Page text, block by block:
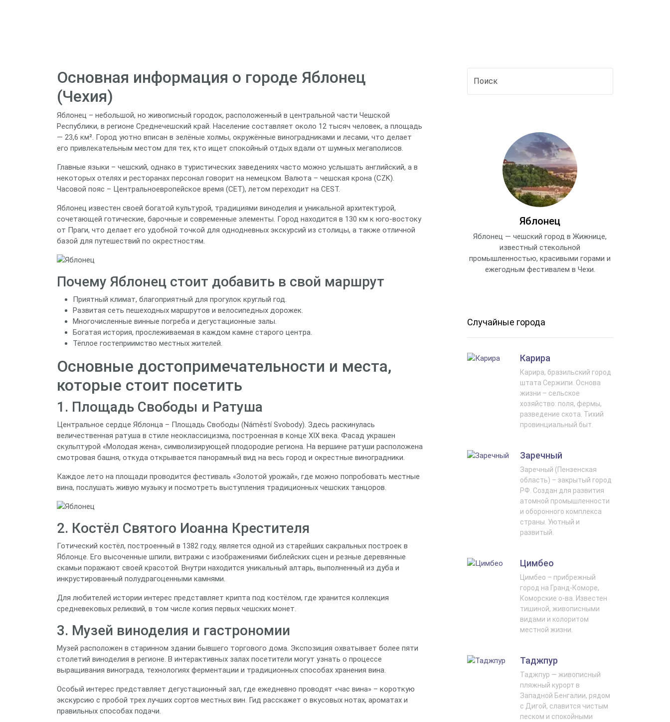
Основная информация о городе Яблонец
(Чехия)
Яблонец – небольшой, но живописный городок, расположенный в центральной части Чешской
Республики, в регионе Среднечешский край. Население составляет около 12 тысяч человек, а площадь
— 23,6 км². Город уютно вписан в зелёные холмы, окружённые виноградниками и лесами, что делает
его привлекательным местом для тех, кто ищет спокойный отдых вдали от шумных мегаполисов.
Главные языки – чешский, однако в туристических заведениях часто можно услышать английский, а в
некоторых отелях и ресторанах персонал говорит на немецком. Валюта – чешская крона (CZK).
Часовой пояс – Центральноевропейское время (CET), летом переходит на CEST.
Яблонец известен своей богатой культурой, традициями виноделия и уникальной архитектурой,
сочетающей готические, барочные и современные элементы. Город находится в 130 км к юго‑востоку
от Праги, что делает его удобной точкой для однодневных экскурсий из столицы, а также отличной
базой для путешествий по окрестностям.
Почему Яблонец стоит добавить в свой маршрут
Приятный климат, благоприятный для прогулок круглый год.
Развитая сеть пешеходных маршрутов и велосипедных дорожек.
Многочисленные винные погреба и дегустационные залы.
Богатая история, прослеживаемая в каждом камне старого центра.
Тёплое гостеприимство местных жителей.
Основные достопримечательности и места,
которые стоит посетить
1. Площадь Свободы и Ратуша
Центральное сердце Яблонца – Площадь Свободы (Náměstí Svobody). Здесь раскинулась
величественная ратуша в стиле неоклассицизма, построенная в конце XIX века. Фасад украшен
скульптурой «Молодая жена», символизирующей плодородие региона. На вершине ратуши расположена
смотровая башня, откуда открывается панорамный вид на весь город и окрестные виноградники.
Каждое лето на площади проводится фестиваль «Золотой урожай», где можно попробовать местные
вина, послушать живую музыку и посмотреть выступления традиционных чешских танцоров.
2. Костёл Святого Иоанна Крестителя
Готический костёл, построенный в 1382 году, является одной из старейших сакральных построек в
Яблонце. Его высоченные шпили, витражи с изображениями библейских сцен и резные деревянные
скамьи поражают своей красотой. Внутри находится уникальный алтарь, выполненный из дуба и
инкрустированный полудрагоценными камнями.
Для любителей истории интерес представляет крипта под костёлом, где хранится коллекция
средневековых реликвий, в том числе копия первых чешских монет.
3. Музей виноделия и гастрономии
Музей расположен в старинном здании бывшего торгового дома. Экспозиция охватывает более пяти
столетий виноделия в регионе. В интерактивных залах посетители могут узнать о процессе
выращивания винограда, технологиях ферментации и традиционных способах хранения вина.
Особый интерес представляет дегустационный зал, где ежедневно проводят «час вина» – короткую
экскурсию с пробой трех лучших сортов местных вин. Гид расскажет о вкусовых нотах, ароматах и
правильных способах подачи.
Яблонец
Яблонец — чешский город в Жижнице,
известный стекольной
промышленностью, красивыми горами и
ежегодным фестивалем в Чехи.
Случайные города
Карира
Карира, бразильский город
штата Сержипи. Основа
жизни – сельское
хозяйство: поля, фермы,
разведение скота. Тихий
провинциальный быт.
Заречный
Заречный (Пензенская
область) – закрытый город
РФ. Создан для развития
атомной промышленности
и оборонного комплекса
страны. Уютный и
развитый.
Цимбео
Цимбео – прибрежный
город на Гранд-Коморе,
Коморские о-ва. Известен
тишиной, живописными
видами и колоритом
местной жизни.
Таджпур
Таджпур — живописный
пляжный курорт в
Западной Бенгалии, рядом
с Дигой, славится чистым
песком и спокойными